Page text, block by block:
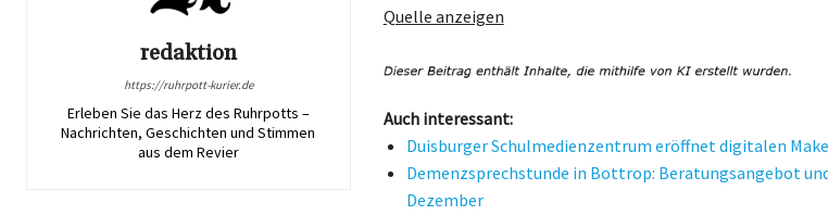
redaktion
https://ruhrpott-kurier.de
Erleben Sie das Herz des Ruhrpotts –
Nachrichten, Geschichten und Stimmen
aus dem Revier
Quelle anzeigen
Auch interessant:
Duisburger Schulmedienzentrum eröffnet digitalen
Demenzsprechstunde in Bottrop: Beratungsangebot
Dezember